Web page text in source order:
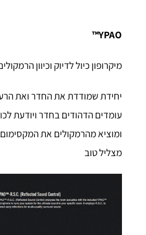
YPAO™
מיקרופון כיול לדיוק וכיוון
יחידת שמודדת את החדר ואת
עומדים הדהודים בחדר ויודעת
ומוציא מהרמקולים את
מצליל טוב